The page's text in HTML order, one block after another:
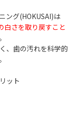
ング(HOKUSAI)は
白さを取り戻すこと
、歯の汚れを科学的
ット